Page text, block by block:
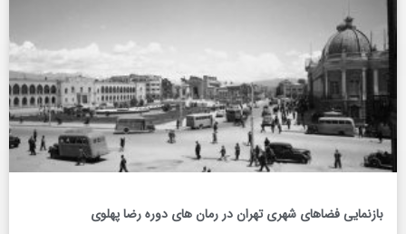
بازنمایی فضاهای شهری تهران در رمان های دوره رضا پهلوی